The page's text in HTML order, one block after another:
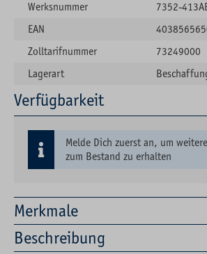
Merkmale
Beschreibung
Werksnummer
7352-
EAN
Zolltarifnummer
73249000
Lagerart
Verfügbarkeit
Melde Dich zuerst an, um
zum Bestand zu erhalten